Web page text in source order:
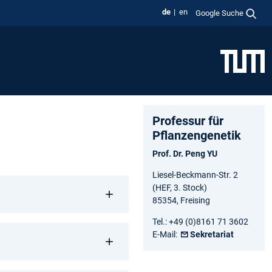
de en Google Suche
Professur für
Pflanzengenetik
Prof. Dr. Peng YU
Liesel-Beckmann-Str. 2
(HEF, 3. Stock)
85354, Freising
Tel.: +49 (0)8161 71 3602
E-Mail:
Sekretariat